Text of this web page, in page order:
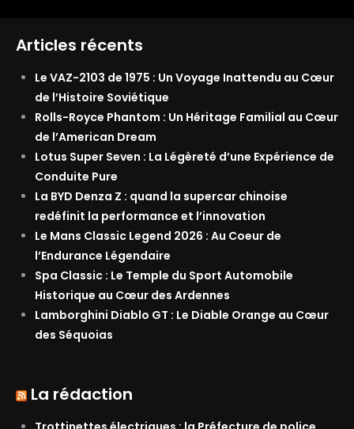
Articles récents
Le VAZ-2103 de 1975 : Un Voyage Inattendu au Cœur
de l’Histoire Soviétique
Rolls-Royce Phantom : Un Héritage Familial au Cœur
de l’American Dream
Lotus Super Seven : La Légèreté d’une Expérience de
Conduite Pure
La BYD Denza Z : quand la supercar chinoise
redéfinit la performance et l’innovation
Le Mans Classic Legend 2026 : Au Coeur de
l’Endurance Légendaire
Spa Classic : Le Temple du Sport Automobile
Historique au Cœur des Ardennes
Lamborghini Diablo GT : Le Diable Orange au Cœur
des Séquoias
La rédaction